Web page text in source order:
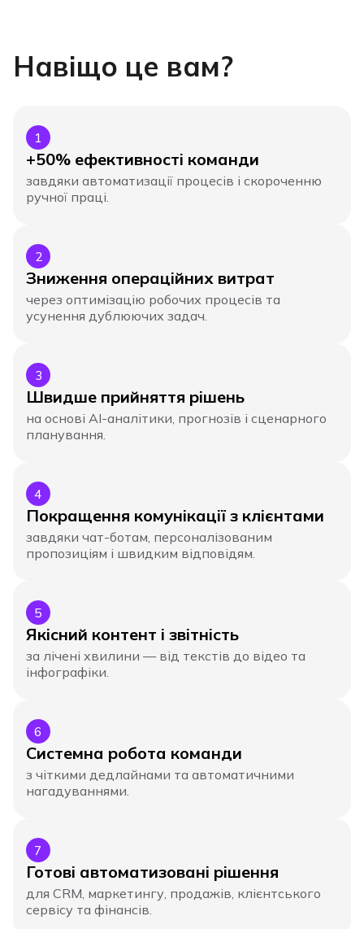
Навіщо це вам?
1
+50% ефективності команди
завдяки автоматизації процесів і скороченню
ручної праці.
2
Зниження операційних витрат
через оптимізацію робочих процесів та
усунення дублюючих задач.
3
Швидше прийняття рішень
на основі AI-аналітики, прогнозів і сценарного
планування.
4
Покращення комунікації з клієнтами
завдяки чат-ботам, персоналізованим
пропозиціям і швидким відповідям.
5
Якісний контент і звітність
за лічені хвилини — від текстів до відео та
інфографіки.
6
Системна робота команди
з чіткими дедлайнами та автоматичними
нагадуваннями.
7
Готові автоматизовані рішення
для CRM, маркетингу, продажів, клієнтського
сервісу та фінансів.